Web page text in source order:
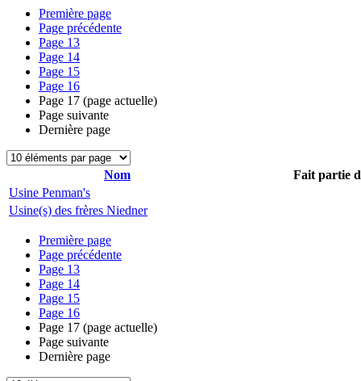
Première page
Page précédente
Page 13
Page 14
Page 15
Page 16
Page 17 (page actuelle)
Page suivante
Dernière page
Nom
Fait partie
Usine Penman's
Usine(s) des frères Niedner
Première page
Page précédente
Page 13
Page 14
Page 15
Page 16
Page 17 (page actuelle)
Page suivante
Dernière page